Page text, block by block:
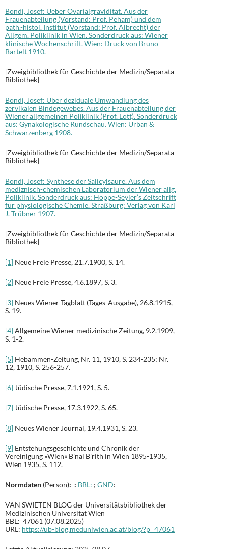
Bondi, Josef: Ueber Ovarialgravidität. Aus der
Frauenabteilung (Vorstand: Prof. Peham) und dem
path.-histol. Institut (Vorstand: Prof. Albrecht) der
Allgem. Poliklinik in Wien. Sonderdruck aus: Wiener
klinische Wochenschrift. Wien: Druck von Bruno
Bartelt 1910.
[Zweigbibliothek für Geschichte der Medizin/Separata
Bibliothek]
Bondi, Josef: Über deziduale Umwandlung des
zervikalen Bindegewebes. Aus der Frauenabteilung der
Wiener allgemeinen Poliklinik (Prof. Lott). Sonderdruck
aus: Gynäkologische Rundschau. Wien: Urban &
Schwarzenberg 1908.
[Zweigbibliothek für Geschichte der Medizin/Separata
Bibliothek]
Bondi, Josef: Synthese der Salicylsäure. Aus dem
mediznisch-chemischen Laboratorium der Wiener allg.
Poliklinik. Sonderdruck aus: Hoppe-Seyler’s Zeitschrift
für physiologische Chemie. Straßburg: Verlag von Karl
J. Trübner 1907.
[Zweigbibliothek für Geschichte der Medizin/Separata
Bibliothek]
[1] Neue Freie Presse, 21.7.1900, S. 14.
[2] Neue Freie Presse, 4.6.1897, S. 3.
[3] Neues Wiener Tagblatt (Tages-Ausgabe), 26.8.1915,
S. 19.
[4]Allgemeine Wiener medizinische Zeitung, 9.2.1909,
S. 1-2.
[5] Hebammen-Zeitung, Nr. 11, 1910, S. 234-235; Nr.
12, 1910, S. 256-257.
[6] Jüdische Presse, 7.1.1921, S. 5.
[7] Jüdische Presse, 17.3.1922, S. 65.
[8] Neues Wiener Journal, 19.4.1931, S. 23.
[9] Entstehungsgeschichte und Chronik der
Vereinigung »Wien« B’nai B’rith in Wien 1895-1935,
Wien 1935, S. 112.
Normdaten (Person): : BBL: ; GND:
VAN SWIETEN BLOG der Universitätsbibliothek der
Medizinischen Universität Wien
BBL: 47061 (07.08.2025)
URL: https://ub-blog.meduniwien.ac.at/blog/?p=47061